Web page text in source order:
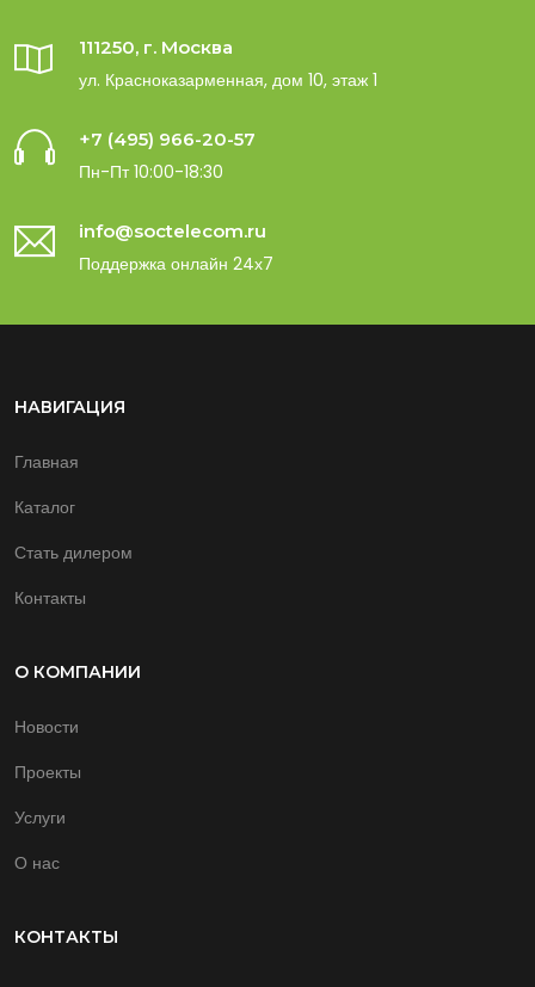
111250, г. Москва
ул. Красноказарменная, дом 10, этаж 1
+7 (495) 966-20-57
Пн-Пт 10:00-18:30
info@soctelecom.ru
Поддержка онлайн 24х7
НАВИГАЦИЯ
Главная
Каталог
Стать дилером
Контакты
О КОМПАНИИ
Новости
Проекты
Услуги
О нас
КОНТАКТЫ